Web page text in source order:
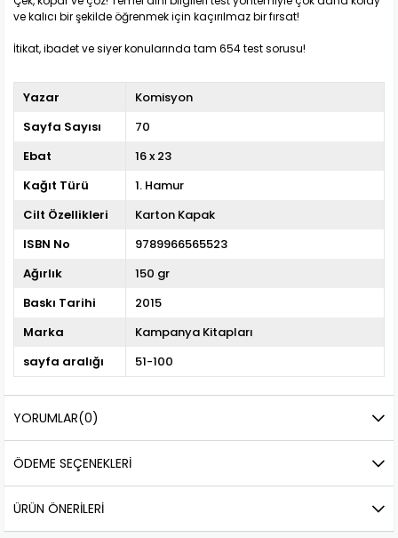
ve kalıcı bir şekilde öğrenmek için kaçırılmaz bir fırsat!
İtikat, ibadet ve siyer konularında tam 654 test sorusu!
Yazar
Komisyon
Sayfa Sayısı
70
Ebat
16 x 23
Kağıt Türü
1. Hamur
Cilt Özellikleri
Karton Kapak
ISBN No
9789966565523
Ağırlık
150 gr
Baskı Tarihi
2015
Marka
Kampanya Kitapları
sayfa aralığı
51-100
YORUMLAR(0)
ÖDEME SEÇENEKLERI
ÜRÜN ÖNERILERI